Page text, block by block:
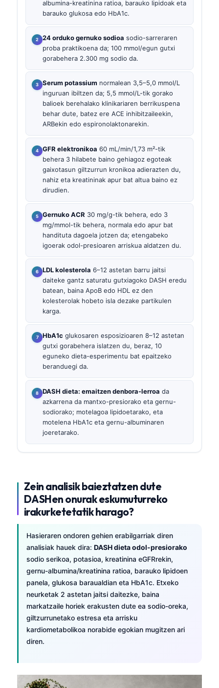
albumina-kreatinina ratioa, barauko lipidoak eta
barauko glukosa edo HbA1c.
24 orduko gernuko sodioa sodio-sarreraren
proba praktikoena da; 100 mmol/egun gutxi
gorabehera 2.300 mg sodio da.
Serum potassium normalean 3,5–5,0 mmol/L
inguruan ibiltzen da; 5,5 mmol/L-tik gorako
balioek berehalako klinikariaren berrikuspena
behar dute, batez ere ACE inhibitzaileekin,
ARBekin edo espironolaktonarekin.
GFR elektronikoa 60 mL/min/1,73 m²-tik
behera 3 hilabete baino gehiagoz egoteak
gaixotasun giltzurrun kronikoa adierazten du,
nahiz eta kreatininak apur bat altua baino ez
dirudien.
Gernuko ACR 30 mg/g-tik behera, edo 3
mg/mmol-tik behera, normala edo apur bat
handituta dagoela jotzen da; etengabeko
igoerak odol-presioaren arriskua aldatzen du.
LDL kolesterola 6–12 astetan barru jaitsi
daiteke gantz saturatu gutxiagoko DASH eredu
batean, baina ApoB edo HDL ez den
kolesterolak hobeto isla dezake partikulen
karga.
HbA1c glukosaren esposizioaren 8–12 astetan
gutxi gorabehera islatzen du, beraz, 10
eguneko dieta-esperimentu bat epaitzeko
beranduegi da.
DASH dieta: emaitzen denbora-lerroa da
azkarrena da mantxo-presiorako eta gernu-
sodiorako; motelagoa lipidoetarako, eta
motelena HbA1c eta gernu-albuminaren
joeretarako.
Zein analisik baieztatzen dute
DASHen onurak eskumuturreko
irakurketetatik harago?
Hasieraren ondoren gehien erabilgarriak diren
analisiak hauek dira: DASH dieta odol-presiorako
sodio serikoa, potasioa, kreatinina eGFRrekin,
gernu-albumina/kreatinina ratioa, barauko lipidoen
panela, glukosa baraualdian eta HbA1c. Etxeko
neurketak 2 astetan jaitsi daitezke, baina
markatzaile horiek erakusten dute ea sodio-oreka,
giltzurrunetako estresa eta arrisku
kardiometabolikoa norabide egokian mugitzen ari
diren.